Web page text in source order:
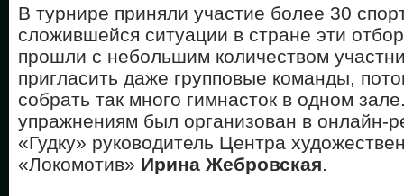
В турнире приняли участие более 30
сложившейся ситуации в стране эти
прошли с небольшим количеством
пригласить даже групповые команды,
собрать так много гимнасток в одном
упражнениям был организован в онлайн-
«Гудку» руководитель Центра
«Локомотив» Ирина Жебровская.